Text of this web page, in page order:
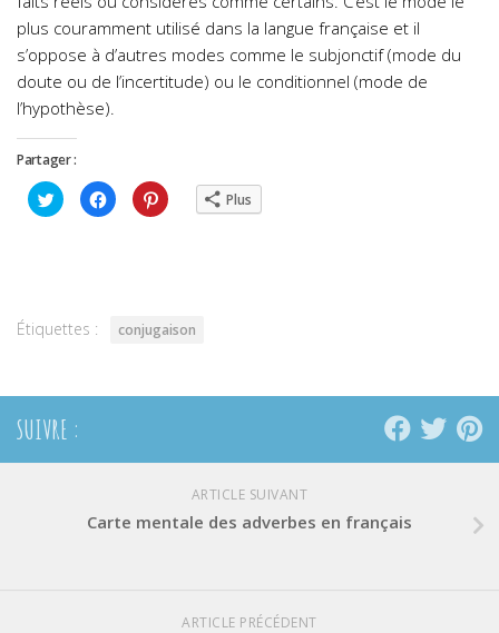
plus couramment utilisé dans la langue française et il
s’oppose à d’autres modes comme le subjonctif (mode du
doute ou de l’incertitude) ou le conditionnel (mode de
l’hypothèse).
Partager :
Cliquez
pour
partager
Cliquez
pour
partager
Cliquez
pour Plus
Étiquettes : conjugaison
SUIVRE :
ARTICLE SUIVANT
Carte mentale des adverbes en français
ARTICLE PRÉCÉDENT